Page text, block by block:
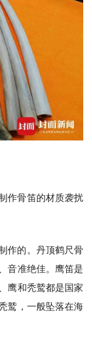
作骨笛的材质袭扰
作的。丹顶鹤尺骨
音准绝佳。鹰笛是
鹰和秃鹫都是国家
鹫，一般坠落在海